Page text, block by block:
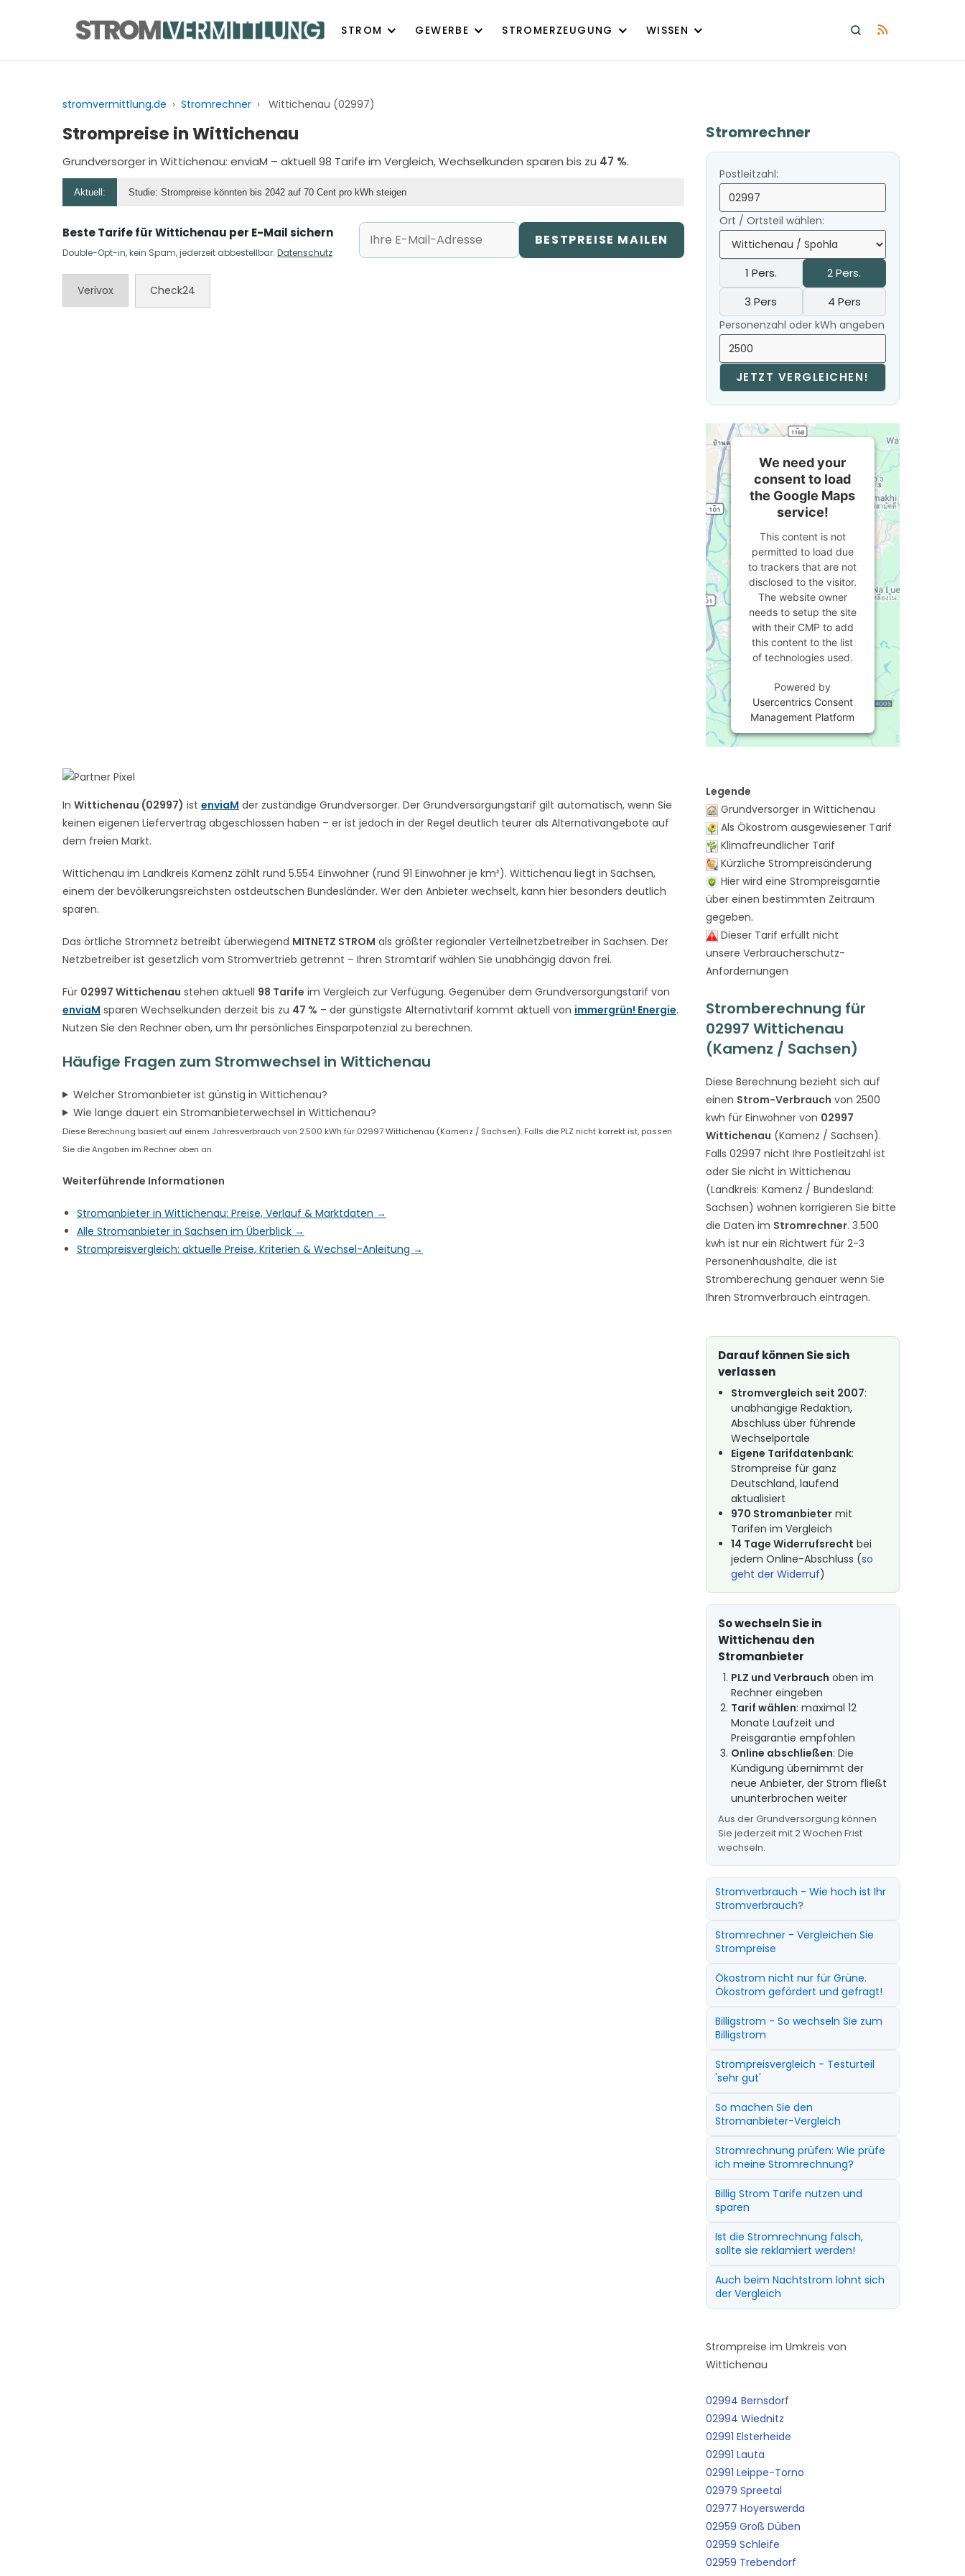
STROM GEWERBE STROMERZEUGUNG WISSEN
stromvermittlung.de › Stromrechner › Wittichenau (02997)
Strompreise in Wittichenau
Grundversorger in Wittichenau: enviaM – aktuell 98 Tarife im Vergleich, Wechselkunden sparen bis zu 47 %.
In Wittichenau (02997) ist enviaM der zuständige Grundversorger. Der Grundversorgungstarif gilt automatisch, wenn Sie
keinen eigenen Liefervertrag abgeschlossen haben – er ist jedoch in der Regel deutlich teurer als Alternativangebote auf
dem freien Markt.
Wittichenau im Landkreis Kamenz zählt rund 5.554 Einwohner (rund 91 Einwohner je km²). Wittichenau liegt in Sachsen,
einem der bevölkerungsreichsten ostdeutschen Bundesländer. Wer den Anbieter wechselt, kann hier besonders deutlich
sparen.
Das örtliche Stromnetz betreibt überwiegend MITNETZ STROM als größter regionaler Verteilnetzbetreiber in Sachsen. Der
Netzbetreiber ist gesetzlich vom Stromvertrieb getrennt – Ihren Stromtarif wählen Sie unabhängig davon frei.
Für 02997 Wittichenau stehen aktuell 98 Tarife im Vergleich zur Verfügung. Gegenüber dem Grundversorgungstarif von
enviaM sparen Wechselkunden derzeit bis zu 47 % – der günstigste Alternativtarif kommt aktuell von immergrün! Energie.
Nutzen Sie den Rechner oben, um Ihr persönliches Einsparpotenzial zu berechnen.
Häufige Fragen zum Stromwechsel in Wittichenau
Welcher Stromanbieter ist günstig in Wittichenau?
Wie lange dauert ein Stromanbieterwechsel in Wittichenau?
Diese Berechnung basiert auf einem Jahresverbrauch von 2.500 kWh für 02997 Wittichenau (Kamenz / Sachsen). Falls die PLZ nicht korrekt ist, passen
Sie die Angaben im Rechner oben an.
Weiterführende Informationen
Stromanbieter in Wittichenau: Preise, Verlauf & Marktdaten →
Alle Stromanbieter in Sachsen im Überblick →
Strompreisvergleich: aktuelle Preise, Kriterien & Wechsel-Anleitung →
Aktuell: Studie: Strompreise könnten bis 2042 auf 70 Cent pro kWh steigen
Beste Tarife für Wittichenau per E-Mail sichern
Double-Opt-in, kein Spam, jederzeit abbestellbar. Datenschutz
BESTPREISE MAILEN
Verivox Check24
Stromrechner
Postleitzahl:
Ort / Ortsteil wählen:
1 Pers.
2 Pers.
3 Pers
4 Pers
Personenzahl oder kWh angeben
JETZT VERGLEICHEN!
We need your
consent to load
the Google Maps
service!
This content is not
permitted to load due
to trackers that are not
disclosed to the visitor.
The website owner
needs to setup the site
with their CMP to add
this content to the list
of technologies used.
Powered by
Usercentrics Consent
Management Platform
Legende
Grundversorger in Wittichenau
Als Ökostrom ausgewiesener Tarif
Klimafreundlicher Tarif
Kürzliche Strompreisänderung
Hier wird eine Strompreisgarntie
über einen bestimmten Zeitraum
gegeben.
Dieser Tarif erfüllt nicht
unsere Verbraucherschutz-
Anfordernungen
Stromberechnung für
02997 Wittichenau
(Kamenz / Sachsen)
Diese Berechnung bezieht sich auf
einen Strom-Verbrauch von 2500
kwh für Einwohner von 02997
Wittichenau (Kamenz / Sachsen).
Falls 02997 nicht Ihre Postleitzahl ist
oder Sie nicht in Wittichenau
(Landkreis: Kamenz / Bundesland:
Sachsen) wohnen korrigieren Sie bitte
die Daten im Stromrechner. 3.500
kwh ist nur ein Richtwert für 2-3
Personenhaushalte, die ist
Stromberechung genauer wenn Sie
Ihren Stromverbrauch eintragen.
Darauf können Sie sich
verlassen
Stromvergleich seit 2007:
unabhängige Redaktion,
Abschluss über führende
Wechselportale
Eigene Tarifdatenbank:
Strompreise für ganz
Deutschland, laufend
aktualisiert
970 Stromanbietermit
Tarifen im Vergleich
14 Tage Widerrufsrecht bei
jedem Online-Abschluss (so
geht der Widerruf)
So wechseln Sie in
Wittichenau den
Stromanbieter
PLZ und Verbrauch oben im
Rechner eingeben
Tarif wählen: maximal 12
Monate Laufzeit und
Preisgarantie empfohlen
Online abschließen: Die
Kündigung übernimmt der
neue Anbieter, der Strom fließt
ununterbrochen weiter
Aus der Grundversorgung können
Sie jederzeit mit 2 Wochen Frist
wechseln.
Stromverbrauch - Wie hoch ist Ihr
Stromverbrauch?
Stromrechner - Vergleichen Sie
Strompreise
Ökostrom nicht nur für Grüne.
Ökostrom gefördert und gefragt!
Billigstrom - So wechseln Sie zum
Billigstrom
Strompreisvergleich - Testurteil
'sehr gut'
So machen Sie den
Stromanbieter-Vergleich
Stromrechnung prüfen: Wie prüfe
ich meine Stromrechnung?
Billig Strom Tarife nutzen und
sparen
Ist die Stromrechnung falsch,
sollte sie reklamiert werden!
Auch beim Nachtstrom lohnt sich
der Vergleich
Strompreise im Umkreis von
Wittichenau
02994 Bernsdorf
02994 Wiednitz
02991 Elsterheide
02991 Lauta
02991 Leippe-Torno
02979 Spreetal
02977 Hoyerswerda
02959 Groß Düben
02959 Schleife
02959 Trebendorf